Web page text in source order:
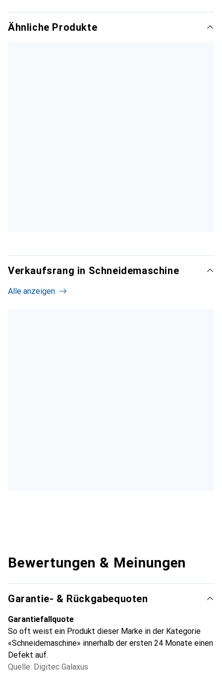
Ähnliche Produkte
Verkaufsrang in Schneidemaschine
Alle anzeigen
Bewertungen & Meinungen
Garantie- & Rückgabequoten
Garantiefallquote
So oft weist ein Produkt dieser Marke in der Kategorie
«Schneidemaschine» innerhalb der ersten 24 Monate einen
Defekt auf.
Quelle: Digitec Galaxus